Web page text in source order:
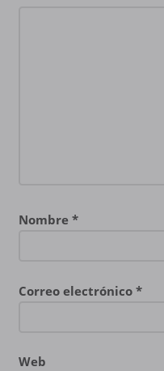
Nombre *
Correo electrónico *
Web